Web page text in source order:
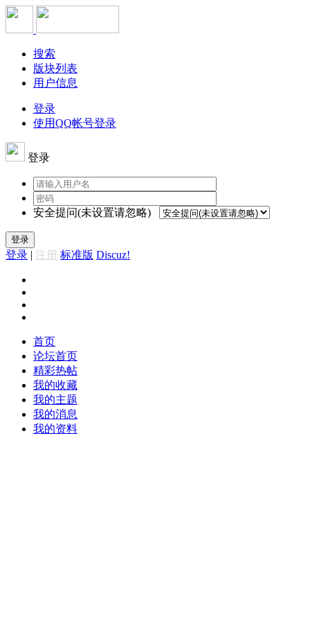
搜索
版块列表
用户信息
登录
使用QQ帐号登录
登录
安全提问(未设置请忽略)
登录
登录 | 注册 标准版 Discuz!
首页
论坛首页
精彩热帖
我的收藏
我的主题
我的消息
我的资料